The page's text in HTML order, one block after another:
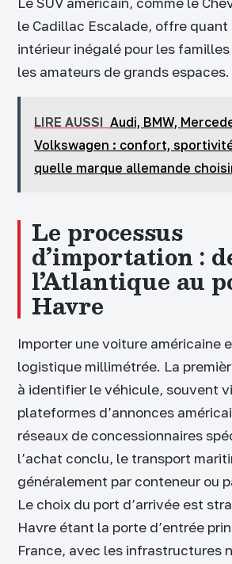
le Cadillac Escalade, offre quant
intérieur inégalé pour les
les amateurs de grands espaces.
LIRE AUSSI Audi, BMW,
Volkswagen : confort,
quelle marque allemande
Le processus
d’importation :
l’Atlantique au
Havre
Importer une voiture américaine
logistique millimétrée. La
à identifier le véhicule, souvent
plateformes d’annonces
réseaux de concessionnaires
l’achat conclu, le transport
généralement par conteneur ou
Le choix du port d’arrivée est
Havre étant la porte d’entrée
France, avec les infrastructures